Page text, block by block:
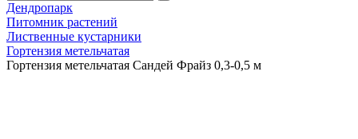
Дендропарк
Питомник растений
Лиственные кустарники
Гортензия метельчатая
Гортензия метельчатая Сандей Фрайз 0,3-0,5 м